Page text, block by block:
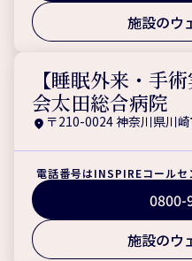
施設のウ
【睡眠外来・手
会太田総合病院
〒210-0024 神奈川県川
電話番号はINSPIREコールセ
0800-
施設のウ